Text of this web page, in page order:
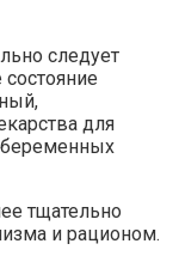
следует
для
беременных
тщательно
и рационом.